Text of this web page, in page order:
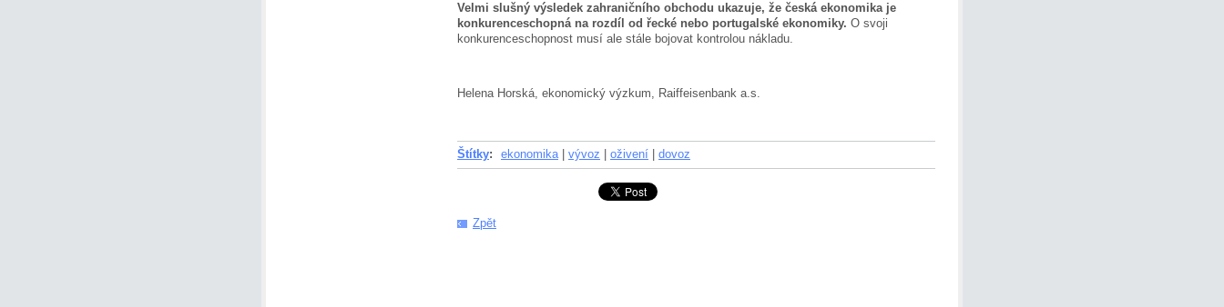
Velmi slušný výsledek zahraničního obchodu ukazuje, že česká ekonomika je
konkurenceschopná na rozdíl od řecké nebo portugalské ekonomiky. O svoji
konkurenceschopnost musí ale stále bojovat kontrolou nákladu.
Helena Horská, ekonomický výzkum, Raiffeisenbank a.s.
Štítky: ekonomika vývoz oživení dovoz
Zpět